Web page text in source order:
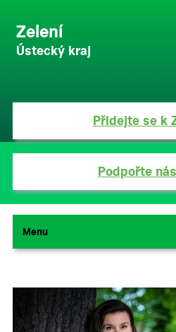
Zelení
Ústecký kraj
Přidejte se k
Podpořte
Menu